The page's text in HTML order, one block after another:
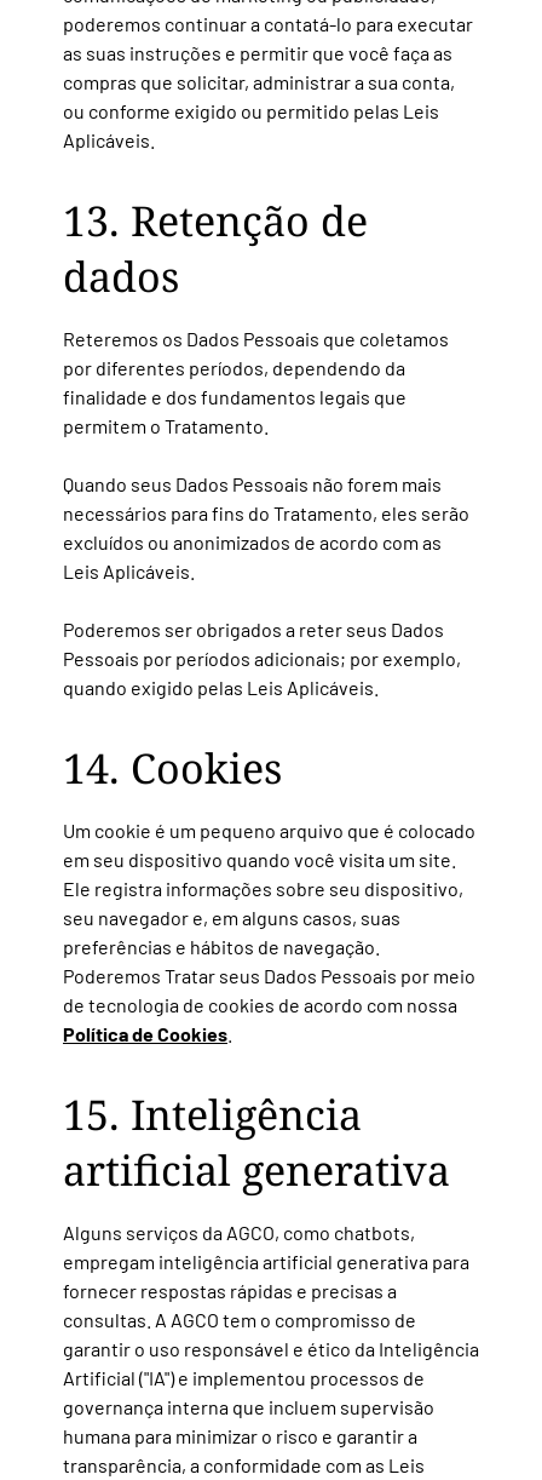
poderemos continuar a contatá-lo para executar
as suas instruções e permitir que você faça as
compras que solicitar, administrar a sua conta,
ou conforme exigido ou permitido pelas Leis
Aplicáveis.
13. Retenção de
dados
Reteremos os Dados Pessoais que coletamos
por diferentes períodos, dependendo da
finalidade e dos fundamentos legais que
permitem o Tratamento.
Quando seus Dados Pessoais não forem mais
necessários para fins do Tratamento, eles serão
excluídos ou anonimizados de acordo com as
Leis Aplicáveis.
Poderemos ser obrigados a reter seus Dados
Pessoais por períodos adicionais; por exemplo,
quando exigido pelas Leis Aplicáveis.
14. Cookies
Um cookie é um pequeno arquivo que é colocado
em seu dispositivo quando você visita um site.
Ele registra informações sobre seu dispositivo,
seu navegador e, em alguns casos, suas
preferências e hábitos de navegação.
Poderemos Tratar seus Dados Pessoais por meio
de tecnologia de cookies de acordo com nossa
Política de Cookies
15. Inteligência
artificial generativa
Alguns serviços da AGCO, como chatbots,
empregam inteligência artificial generativa para
fornecer respostas rápidas e precisas a
consultas. A AGCO tem o compromisso de
garantir o uso responsável e ético da Inteligência
Artificial ("IA") e implementou processos de
governança interna que incluem supervisão
humana para minimizar o risco e garantir a
transparência, a conformidade com as Leis